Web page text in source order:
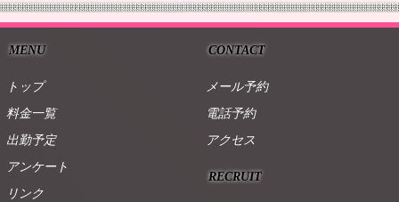
MENU
トップ
料金一覧
出勤予定
アンケート
リンク
CONTACT
メール予約
電話予約
アクセス
RECRUIT